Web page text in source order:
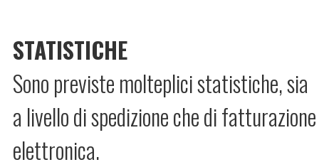
STATISTICHE
Sono previste molteplici statistiche, sia
a livello di spedizione che di fatturazione
elettronica.